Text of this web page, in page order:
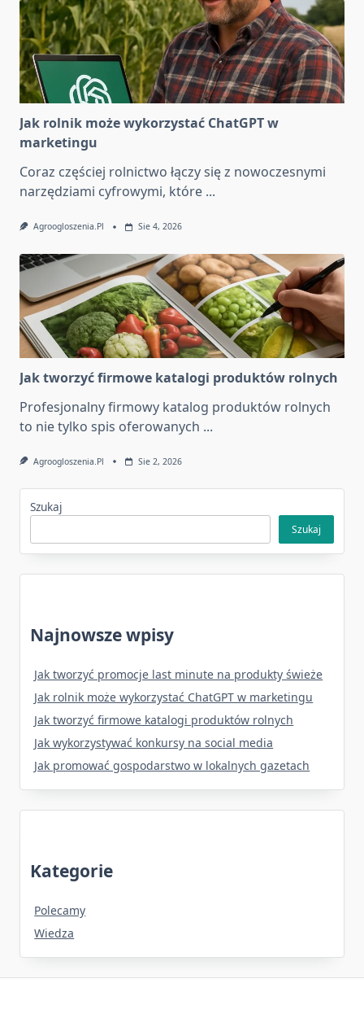
Jak rolnik może wykorzystać ChatGPT w
marketingu
Coraz częściej rolnictwo łączy się z nowoczesnymi
narzędziami cyfrowymi, które ...
Agroogloszenia.pl Sie 4, 2026
Jak tworzyć firmowe katalogi produktów rolnych
Profesjonalny firmowy katalog produktów rolnych
to nie tylko spis oferowanych ...
Agroogloszenia.pl Sie 2, 2026
Szukaj
Szukaj
Najnowsze wpisy
Jak tworzyć promocje last minute na produkty świeże
Jak rolnik może wykorzystać ChatGPT w marketingu
Jak tworzyć firmowe katalogi produktów rolnych
Jak wykorzystywać konkursy na social media
Jak promować gospodarstwo w lokalnych gazetach
Kategorie
Polecamy
Wiedza